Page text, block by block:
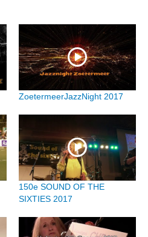
ZoetermeerJazzNight 2017
150e SOUND OF THE
SIXTIES 2017